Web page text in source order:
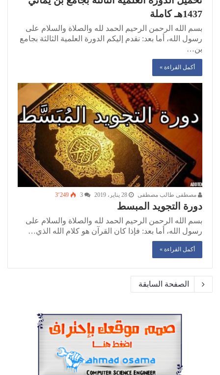
1437هـ كاملة
بسم الله الرحمن الرحيم الحمد لله والصلاة والسلام على
رسول الله، أما بعد: نقدم إليكم الدورة العلمية الثالثة بجامع
بن…
أكمل القراءة »
مصطفى طالب مصطفى 28 يناير، 2019 3٬249
دورة التجويد المبسط
بسم الله الرحمن الرحيم الحمد لله والصلاة والسلام على
رسول الله، أما بعد: فإذا كان القرآن هو كلام الله الذي…
أكمل القراءة »
الصفحة السابقة